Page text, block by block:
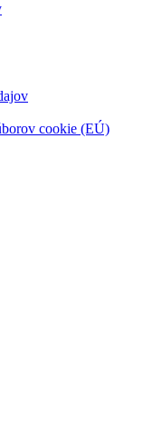
cookie (EÚ)